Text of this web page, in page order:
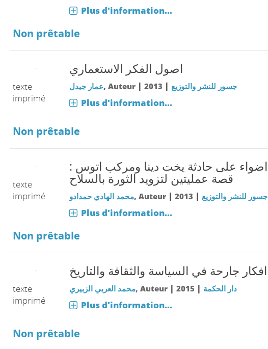
Plus d'information...
Non prêtable
texte
imprimé
اصول الفكر الاستعماري
عمار جيدل, Auteur | جسور للنشر والتوزيع |
2013
Plus d'information...
Non prêtable
texte
imprimé
اضواء على حادثة يخت دينا ومركب اتوس :
قصة عمليتين لتزويد الثورة بالسلاح
محمد الهادي حمدادو, Auteur | جسور للنشر والتوزيع |
2013
Plus d'information...
Non prêtable
texte
imprimé
افكار جارحة في السياسة والثقافة والتاريخ
محمد العربي الزبيري, Auteur | دار الحكمة |
2015
Plus d'information...
Non prêtable